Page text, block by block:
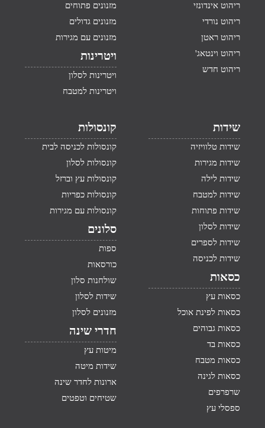
ריהוט אינדונזי
ריהוט נורדי
ריהוט ראטן
ריהוט וינטאג'
ריהוט חדש
מזנונים פתוחים
מזנונים גדולים
מזנונים עם מגירות
ויטרינות
ויטרינות לסלון
ויטרינות למטבח
שידות
שידות טלוויזיה
שידות מגירות
שידות לילה
שידות למטבח
שידות פתוחות
שידות לסלון
שידות לספרים
שידות לכניסה
כסאות
כסאות עץ
כסאות לפינת אוכל
כסאות גבוהים
כסאות בד
כסאות מטבח
כסאות לגינה
שרפרפים
ספסלי עץ
קונסולות
קונסולות לכניסה לבית
קונסולות לסלון
קונסולות עץ וברזל
קונסולות כפריות
קונסולות עם מגירות
סלונים
ספות
כורסאות
שולחנות סלון
שידות לסלון
מזנונים לסלון
חדרי שינה
מיטות עץ
שידות מיטה
ארונות לחדר שינה
שטיחים וטפטים